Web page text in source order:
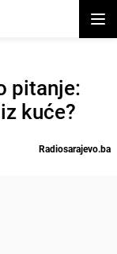
pitanje:
kuće?
Radiosarajevo.ba